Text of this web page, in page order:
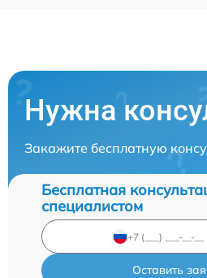
Нужна
Закажите бесплатную
Бесплатная
специалистом
Оставить